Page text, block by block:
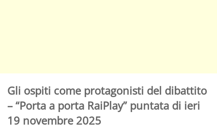
Gli ospiti come protagonisti del dibattito
– “Porta a porta RaiPlay” puntata di ieri
19 novembre 2025